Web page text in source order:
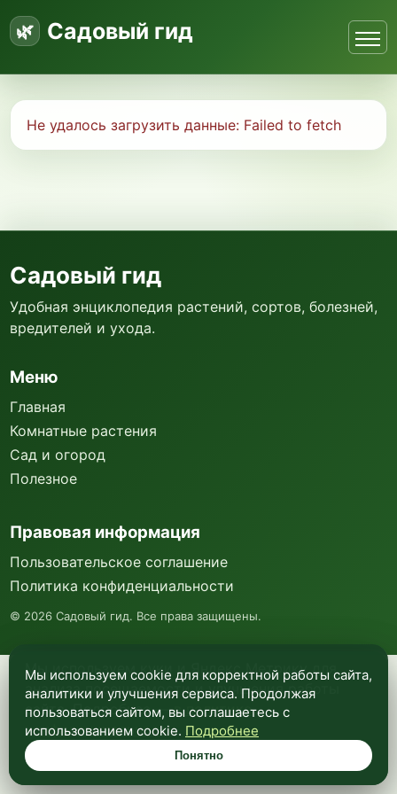
Садовый гид
Не удалось загрузить данные: Failed to fetch
Мы используем куки и Яндекс Метрику для
анализа посещаемости и улучшения работы
сайта. Подробнее —в политике
конфиденциальности.
Понятно
Садовый гид
Удобная энциклопедия растений, сортов, болезней,
вредителей и ухода.
Меню
Главная
Комнатные растения
Сад и огород
Полезное
Правовая информация
Пользовательское соглашение
Политика конфиденциальности
© 2026 Садовый гид. Все права защищены.
Мы используем cookie для корректной работы сайта,
аналитики и улучшения сервиса. Продолжая
пользоваться сайтом, вы соглашаетесь с
использованием cookie. Подробнее
Понятно